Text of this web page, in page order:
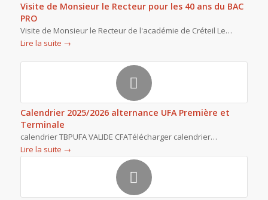
Visite de Monsieur le Recteur pour les 40 ans du BAC
PRO
Visite de Monsieur le Recteur de l'académie de Créteil Le…
Lire la suite →
Calendrier 2025/2026 alternance UFA Première et
Terminale
calendrier TBPUFA VALIDE CFATélécharger calendrier…
Lire la suite →